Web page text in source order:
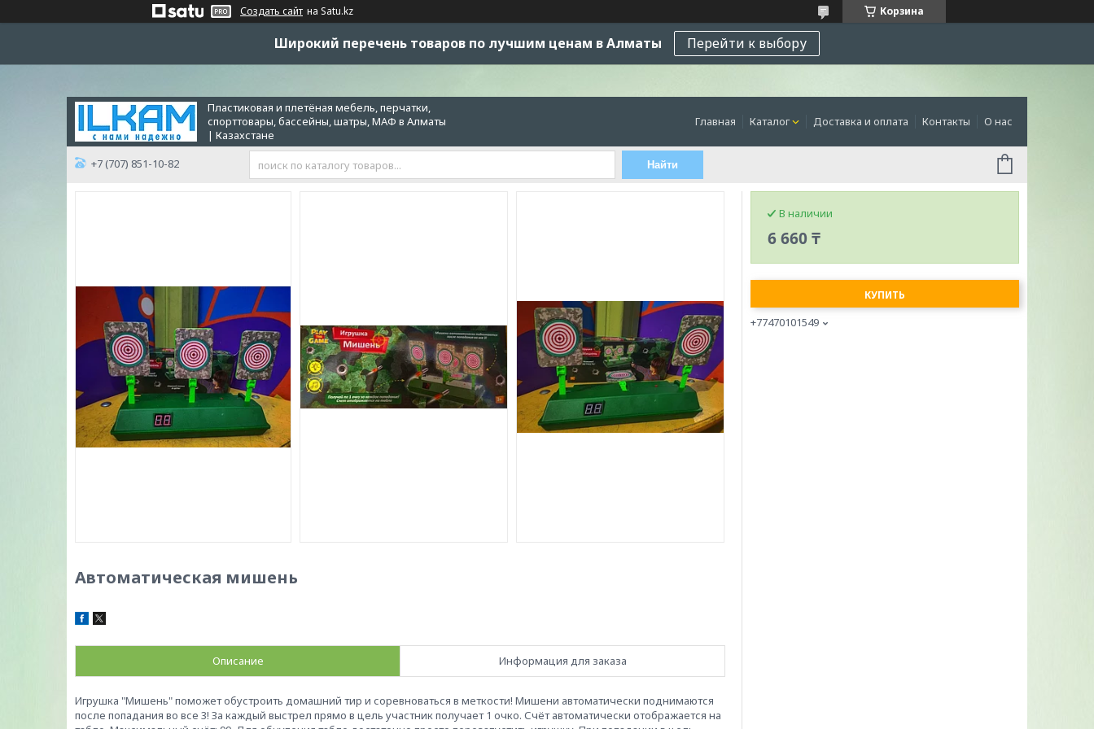
Создать сайт на Satu.kz Корзина
Широкий перечень товаров по лучшим ценам в Алматы Перейти к выбору
Пластиковая и плетёная мебель, перчатки,
спорттовары, бассейны, шатры, МАФ в Алматы
| Казахстане
Главная Каталог Доставка и оплата Контакты О нас
+7 (707) 851-10-82 Найти
Автоматическая мишень
Описание Информация для заказа
Игрушка "Мишень" поможет обустроить домашний тир и соревноваться в меткости! Мишени автоматически поднимаются
после попадания во все 3! За каждый выстрел прямо в цель участник получает 1 очко. Счёт автоматически отображается на
В наличии
6 660 ₸
КУПИТЬ
+77470101549